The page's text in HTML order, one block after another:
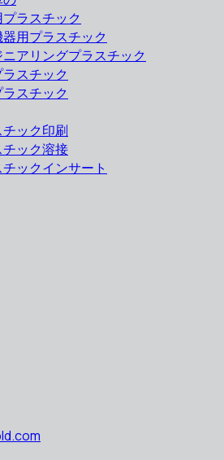
ラスチック
用プラスチック
アリングプラスチック
スチック
スチック
ック印刷
チック溶接
ックインサート